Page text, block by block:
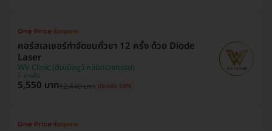
คอร์สเลเซอร์กำจัดขนทั่วขา 12 ครั้ง ด้วย Diode
Laser
WV Clinic (ดับเบิลยูวี คลินิกเวชกรรม)
บางซื่อ
5,550 บาท12,440 บาท ประหยัด 54%